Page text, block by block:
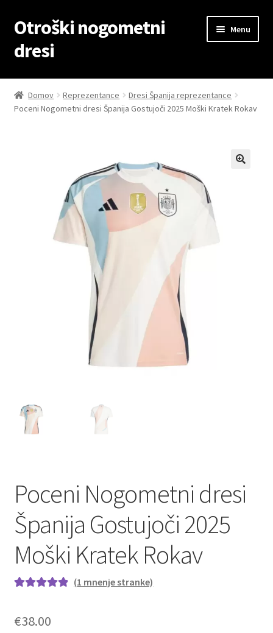
Skip
to
navigation
Skip
to
content
Otroški nogometni
dresi
Menu
Domov
Blog
Domov Reprezentance
Dresi Španija reprezentance
Poceni Nogometni dresi Španija Gostujoči 2025 Moški Kratek Rokav
Poceni Nogometni dresi
Španija Gostujoči 2025
Moški Kratek Rokav
podlagi ocene
(1 mnenje stranke)
€38.00